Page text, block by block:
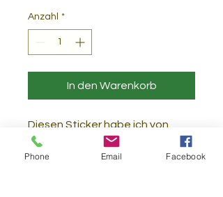
Anzahl *
In den Warenkorb
Diesen Sticker habe ich von
Hand digital gemalt. Er wurde
nach dem Druck mit einer
Phone Email Facebook